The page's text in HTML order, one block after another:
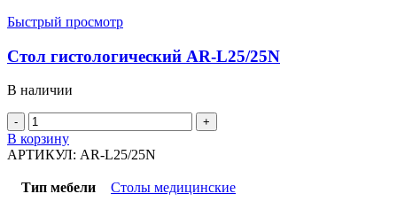
Быстрый просмотр
Стол гистологический AR-L25/25N
В наличии
Количество
товара
Стол
AR-
В корзину
АРТИКУЛ: AR-L25/25N
Тип мебели Столы медицинские